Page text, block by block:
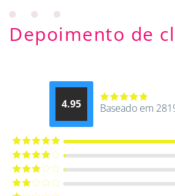
Depoimento de
4.95
Avaliação
Baseado em
Avaliação5
Avaliação
Avaliação